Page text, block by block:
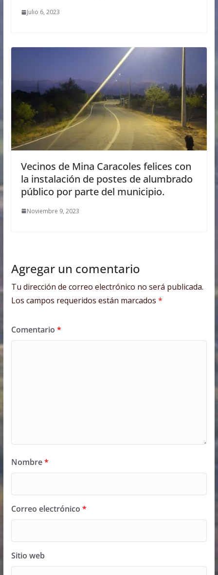
Julio 6, 2023
Vecinos de Mina Caracoles felices con
la instalación de postes de alumbrado
público por parte del municipio.
Noviembre 9, 2023
Agregar un comentario
Tu dirección de correo electrónico no será publicada.
Los campos requeridos están marcados *
Comentario *
Nombre*
Correo electrónico *
Sitio web